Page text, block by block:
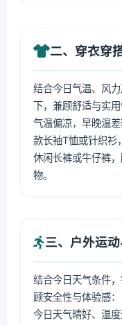
二、穿衣穿
结合今日气温、风
下，兼顾舒适与实用
气温偏凉，早晚温
款长袖T恤或针织衫
休闲长裤或牛仔裤
物。
三、户外运
结合今日天气条件
顾安全性与体验感：
今日天气晴好、温